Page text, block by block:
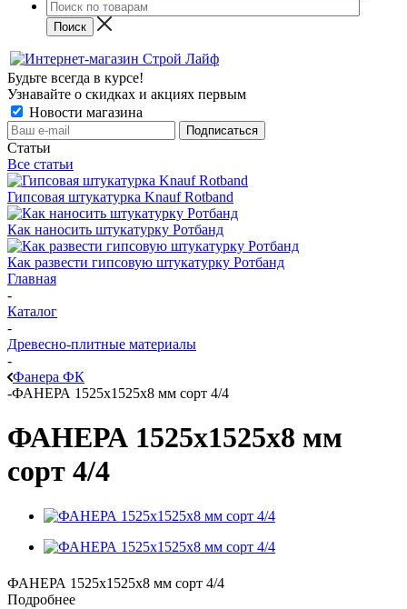
Будьте всегда в курсе!
Узнавайте о скидках и акциях первым
Новости магазина
Статьи
Все статьи
Гипсовая штукатурка Knauf Rotband
Как наносить штукатурку Ротбанд
Как развести гипсовую штукатурку Ротбанд
Главная
-
Каталог
-
Древесно-плитные материалы
-
Фанера ФК
-ФАНЕРА 1525x1525x8 мм сорт 4/4
ФАНЕРА 1525x1525x8 мм
сорт 4/4
ФАНЕРА 1525x1525x8 мм сорт 4/4
Подробнее